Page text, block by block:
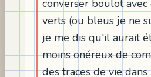
converser boulot
verts (ou bleus je ne
je me dis qu'il aurait
moins onéreux de
des traces de vie